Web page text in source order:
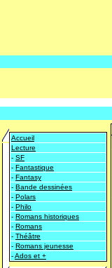
Accueil
Lecture
- SF
- Fantastique
- Fantasy
- Bande dessinées
- Polars
- Philo
- Romans historiques
- Romans
- Théâtre
- Romans jeunesse
-Ados et +